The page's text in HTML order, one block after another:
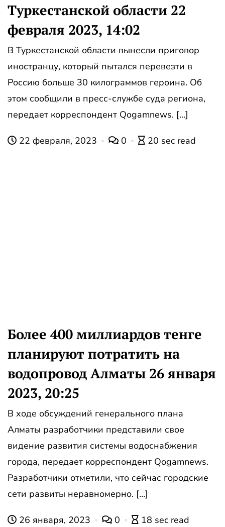
Туркестанской области 22
февраля 2023, 14:02
В Туркестанской области вынесли приговор
иностранцу, который пытался перевезти в
Россию больше 30 килограммов героина. Об
этом сообщили в пресс-службе суда региона,
передает корреспондент Qogamnews. […]
22 февраля, 2023 0 20 sec read
Более 400 миллиардов тенге
планируют потратить на
водопровод Алматы 26 января
2023, 20:25
В ходе обсуждений генерального плана
Алматы разработчики представили свое
видение развития системы водоснабжения
города, передает корреспондент Qogamnews.
Разработчики отметили, что сейчас городские
сети развиты неравномерно. […]
26 января, 2023 0 18 sec read